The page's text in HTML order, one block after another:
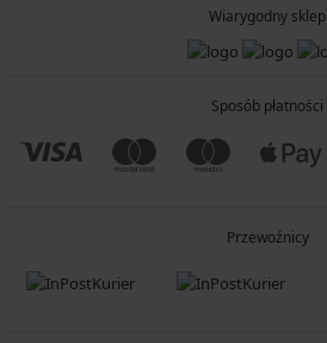
Wiarygodny sklep
Sposób płatności
Przewoźnicy